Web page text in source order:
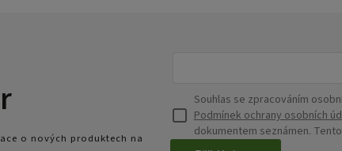
o nových produktech na
Souhlas se zpracováním
Podmínek ochrany osobních
dokumentem seznámen.